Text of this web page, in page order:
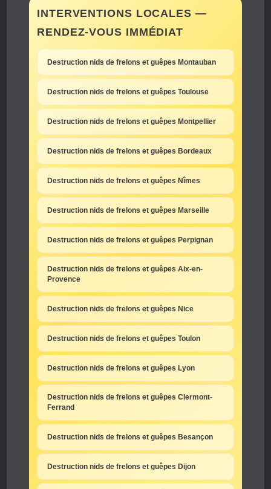
INTERVENTIONS LOCALES —
RENDEZ-VOUS IMMÉDIAT
Destruction nids de frelons et guêpes Montauban
Destruction nids de frelons et guêpes Toulouse
Destruction nids de frelons et guêpes Montpellier
Destruction nids de frelons et guêpes Bordeaux
Destruction nids de frelons et guêpes Nîmes
Destruction nids de frelons et guêpes Marseille
Destruction nids de frelons et guêpes Perpignan
Destruction nids de frelons et guêpes Aix-en-
Provence
Destruction nids de frelons et guêpes Nice
Destruction nids de frelons et guêpes Toulon
Destruction nids de frelons et guêpes Lyon
Destruction nids de frelons et guêpes Clermont-
Ferrand
Destruction nids de frelons et guêpes Besançon
Destruction nids de frelons et guêpes Dijon